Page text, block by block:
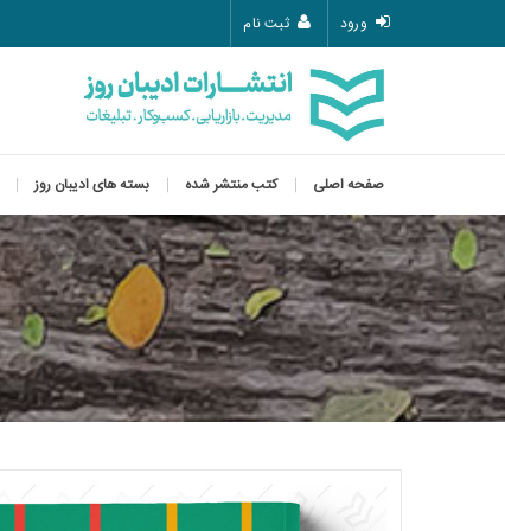
ورود ثبت نام
صفحه اصلی کتب منتشر شده بسته های ادیبان روز